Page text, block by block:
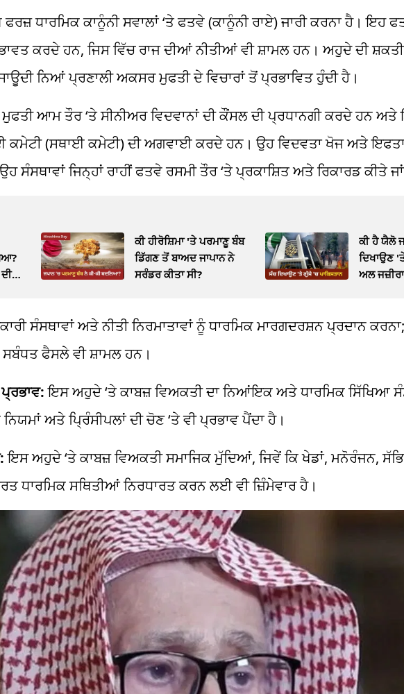
ਧਾਰਮਿਕ ਕਾਨੂੰਨੀ ਸਵਾਲਾਂ ‘ਤੇਫਤਵੇ(ਕਾਨੂੰਨੀ ਰਾਏ) ਜਾਰੀ ਕਰਨਾ ਹੈ। ਇਹ
ਕਰਦੇ ਹਨ, ਜਿਸ ਵਿੱਚ ਰਾਜ ਦੀਆਂ ਨੀਤੀਆਂ ਵੀਸ਼ਾਮਲਹਨ। ਅਹੁਦੇ ਦੀਸ਼ਕਤੀ
ਨਿਆਂ ਪ੍ਰਣਾਲੀ ਅਕਸਰਮੁਫਤੀਦੇ ਵਿਚਾਰਾਂ ਤੋਂ ਪ੍ਰਭਾਵਿਤ ਹੁੰਦੀ ਹੈ।
ਮੁਫਤੀਆਮ ਤੌਰ ‘ਤੇਸੀਨੀਅਰਵਿਦਵਾਨਾਂ ਦੀ ਕੌਂਸਲ ਦੀ ਪ੍ਰਧਾਨਗੀ ਕਰਦੇ ਹਨ ਅਤੇ
(ਸਥਾਈ ਕਮੇਟੀ) ਦੀ ਅਗਵਾਈ ਕਰਦੇ ਹਨ। ਉਹ ਵਿਦਵਤਾ ਖੋਜ ਅਤੇ
ਸੰਸਥਾਵਾਂ ਜਿਨ੍ਹਾਂ ਰਾਹੀਂਫਤਵੇਰਸਮੀ ਤੌਰ ‘ਤੇਪ੍ਰਕਾਸ਼ਿਤਅਤੇ ਰਿਕਾਰਡ ਕੀਤੇ
ਕੀ ਹੀਰੋਸ਼ਿਮਾ 'ਤੇ ਪਰਮਾਣੂ ਬੰਬ
ਡਿੱਗਣ ਤੋਂ ਬਾਅਦ ਜਾਪਾਨ ਨੇ
ਸਰੰਡਰ ਕੀਤਾ ਸੀ?
ਕੀ ਹੈ ਯੈਲੋ
ਦਿਖਾਉਣ
ਅਲ
ਸੰਸਥਾਵਾਂ ਅਤੇ ਨੀਤੀ ਨਿਰਮਾਤਾਵਾਂ ਨੂੰ ਧਾਰਮਿਕਮਾਰਗਦਰਸ਼ਨਪ੍ਰਦਾਨ
ਸਬੰਧਤਫੈਸਲੇ ਵੀਸ਼ਾਮਲਹਨ।
ਇਸ ਅਹੁਦੇ ‘ਤੇ ਕਾਬਜ਼ ਵਿਅਕਤੀ ਦਾਨਿਆਂਇਕਅਤੇ ਧਾਰਮਿਕ ਸਿੱਖਿਆ
ਅਤੇਪ੍ਰਿੰਸੀਪਲਾਂਦੀ ਚੋਣ ‘ਤੇ ਵੀ ਪ੍ਰਭਾਵ ਪੈਂਦਾ ਹੈ।
ਇਸ ਅਹੁਦੇ ‘ਤੇ ਕਾਬਜ਼ ਵਿਅਕਤੀ ਸਮਾਜਿਕ ਮੁੱਦਿਆਂ, ਜਿਵੇਂ ਕਿ ਖੇਡਾਂ, ਮਨੋਰੰਜਨ,
ਧਾਰਮਿਕ ਸਥਿਤੀਆਂ ਨਿਰਧਾਰਤ ਕਰਨ ਲਈ ਵੀ ਜ਼ਿੰਮੇਵਾਰ ਹੈ।